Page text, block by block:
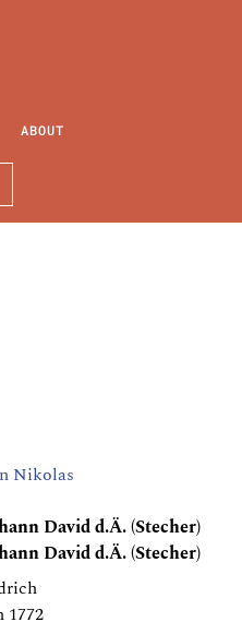
ABOUT
Nikolas
David d.Ä. (Stecher)
David d.Ä. (Stecher)